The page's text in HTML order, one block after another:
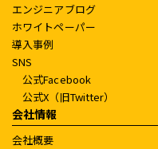
エンジニアブログ
ホワイトペーパー
導入事例
SNS
公式Facebook
公式X（旧Twitter）
会社情報
会社概要